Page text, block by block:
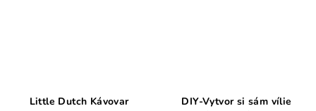
Little Dutch Kávovar
DIY-Vytvor si sám vílie